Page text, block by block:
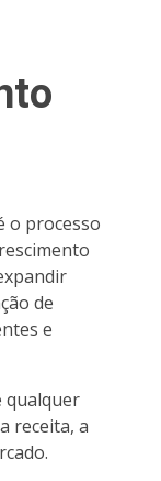
o processo
de
e
qualquer
receita, a